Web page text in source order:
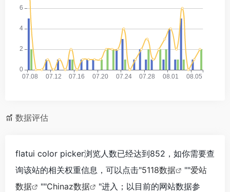
数据评估
flatui color picker浏览人数已经达到852，如你需要查
询该站的相关权重信息，可以点击"5118数据 ""爱站
数据
""Chinaz数据
"进入；以目前的网站数据参